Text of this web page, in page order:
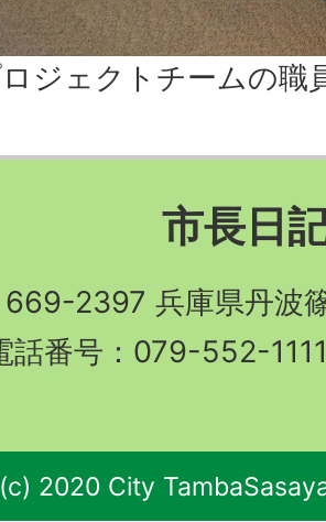
ジェクトチームの職
市長日
669-2397 兵庫県丹波
話番号：079-552-
2020 City